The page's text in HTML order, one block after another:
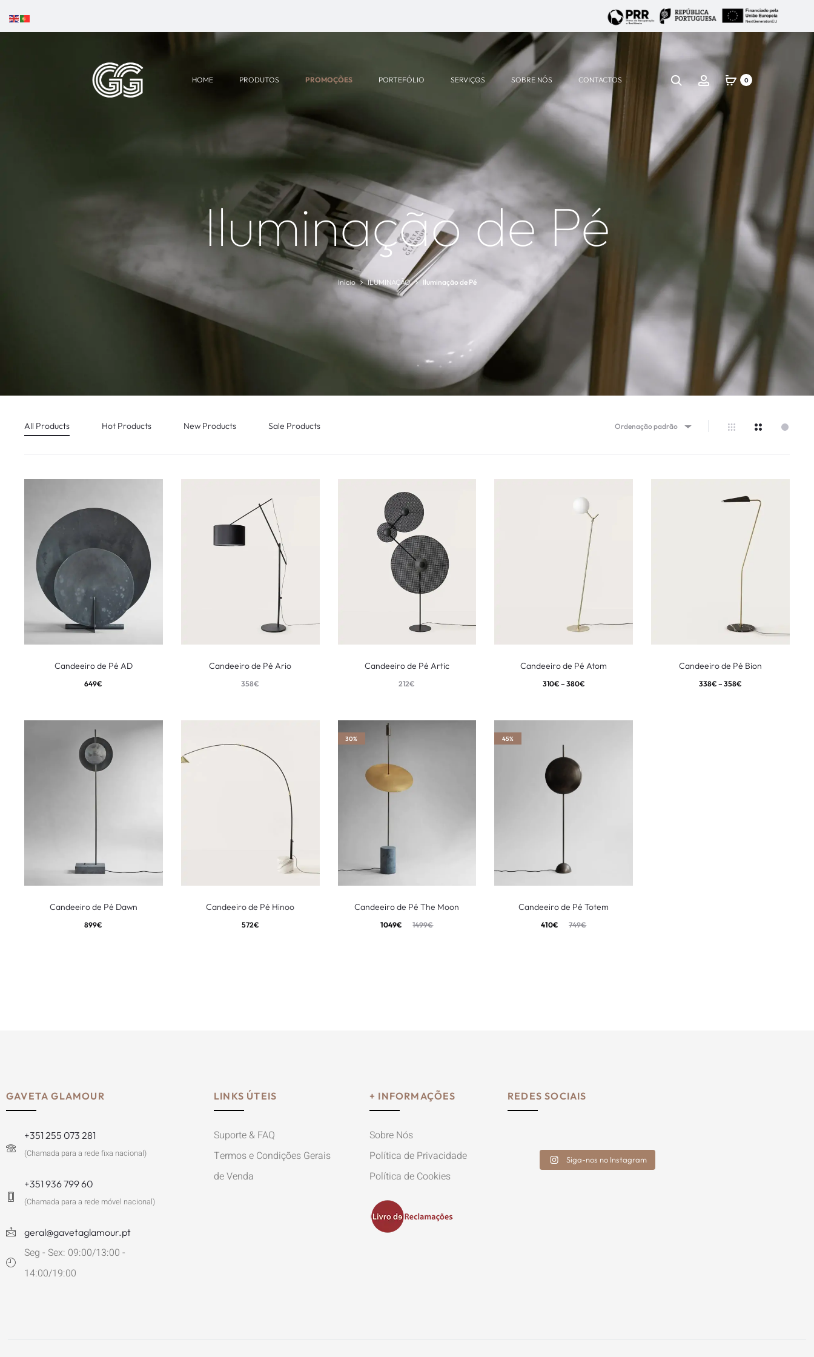
HOME PRODUTOS PROMOÇÕES PORTEFÓLIO SERVIÇOS SOBRE NÓS CONTACTOS 0
Iluminação de Pé
Início ILUMINAÇÃO Iluminação de Pé
All Products Hot Products New Products Sale Products Ordenação padrão
Candeeiro de Pé AD
649€
Candeeiro de Pé Ario
358€
Candeeiro de Pé Artic
212€
Candeeiro de Pé Atom
310€ – 380€
Candeeiro de Pé Bion
338€ – 358€
Candeeiro de Pé Dawn
899€
Candeeiro de Pé Hinoo
572€
30%
Candeeiro de Pé The Moon
1499€
1049€
45%
Candeeiro de Pé Totem
749€
410€
GAVETA GLAMOUR
+351 255 073 281
(Chamada para a rede fixa nacional)
+351 936 799 60
(Chamada para a rede móvel nacional)
geral@gavetaglamour.pt
Seg - Sex: 09:00/13:00 -
14:00/19:00
LINKS ÚTEIS
Suporte & FAQ
Termos e Condições Gerais
de Venda
+ INFORMAÇÕES
Sobre Nós
Política de Privacidade
Política de Cookies
REDES SOCIAIS
Siga-nos no Instagram